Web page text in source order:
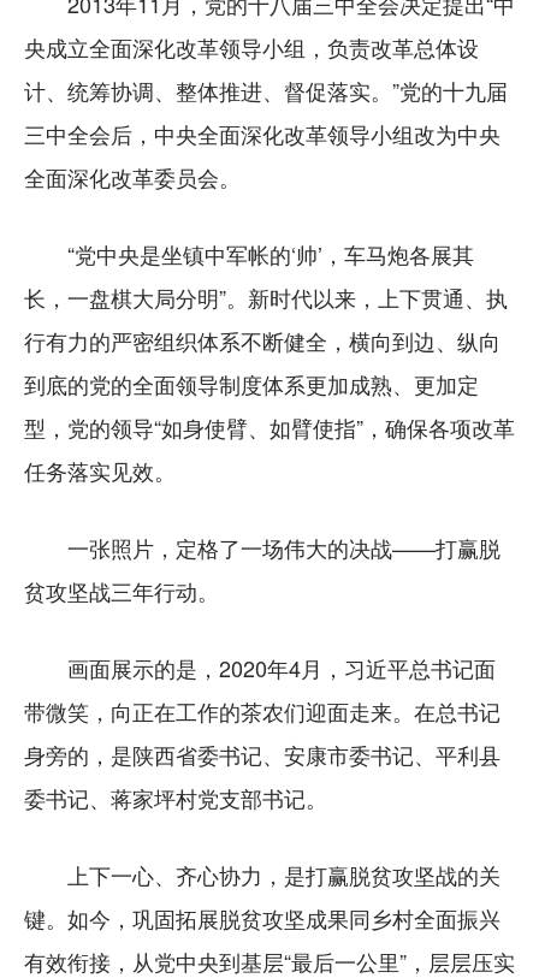
央成立全面深化改革领导小组，负责改革总体设
计、统筹协调、整体推进、督促落实。”党的十九届
三中全会后，中央全面深化改革领导小组改为中央
全面深化改革委员会。
“党中央是坐镇中军帐的‘帅’，车马炮各展其
长，一盘棋大局分明”。新时代以来，上下贯通、执
行有力的严密组织体系不断健全，横向到边、纵向
到底的党的全面领导制度体系更加成熟、更加定
型，党的领导“如身使臂、如臂使指”，确保各项改革
任务落实见效。
一张照片，定格了一场伟大的决战——打赢脱
贫攻坚战三年行动。
画面展示的是，2020年4月，习近平总书记面
带微笑，向正在工作的茶农们迎面走来。在总书记
身旁的，是陕西省委书记、安康市委书记、平利县
委书记、蒋家坪村党支部书记。
上下一心、齐心协力，是打赢脱贫攻坚战的关
键。如今，巩固拓展脱贫攻坚成果同乡村全面振兴
有效衔接，从党中央到基层“最后一公里”，层层压实